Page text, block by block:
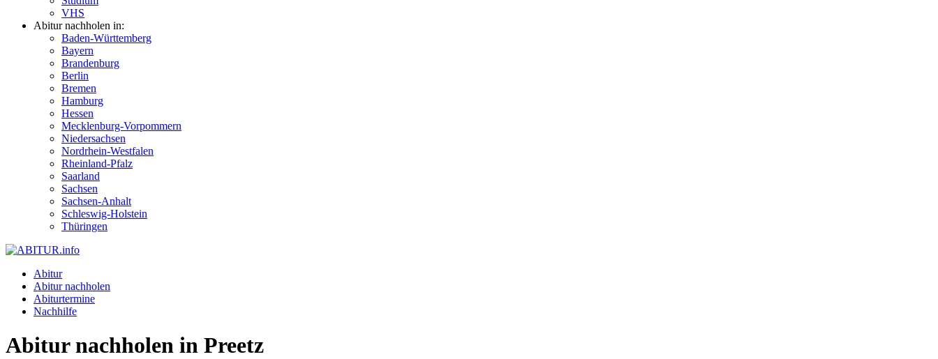
VHS
Abitur nachholen in:
Baden-Württemberg
Bayern
Brandenburg
Berlin
Bremen
Hamburg
Hessen
Mecklenburg-Vorpommern
Niedersachsen
Nordrhein-Westfalen
Rheinland-Pfalz
Saarland
Sachsen
Sachsen-Anhalt
Schleswig-Holstein
Thüringen
Abitur
Abitur nachholen
Abiturtermine
Nachhilfe
Abitur nachholen in Preetz